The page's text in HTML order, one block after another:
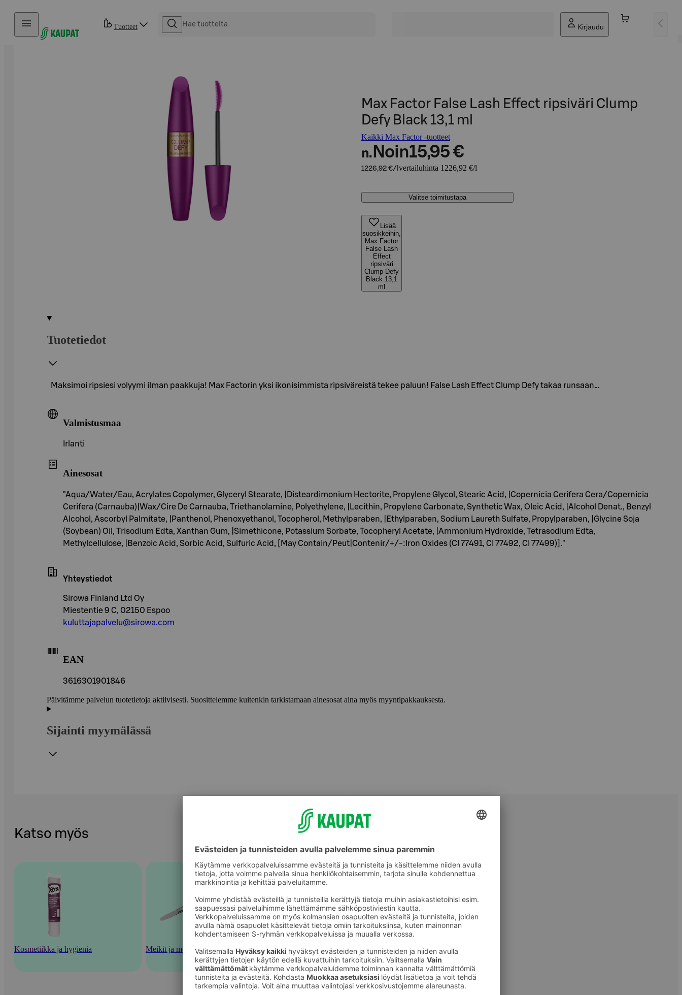
Hyppää sisältöön
Tuotteet Kirjaudu
Max Factor False Lash Effect ripsiväri Clump
Defy Black 13,1 ml
Kaikki Max Factor -tuotteet
n. Noin15,95 €
1226,92 €/l vertailuhinta 1226,92 €/l
Valitse toimitustapa
Lisää
suosikkeihin,
Max Factor
False Lash
Effect
ripsiväri
Clump Defy
Black 13,1
ml
Tuotetiedot
Maksimoi ripsiesi volyymi ilman paakkuja! Max Factorin yksi ikonisimmista ripsiväreistä tekee paluun! False Lash Effect Clump Defy takaa runsaan…
Valmistusmaa
Irlanti
Ainesosat
"Aqua/Water/Eau, Acrylates Copolymer, Glyceryl Stearate, |Disteardimonium Hectorite, Propylene Glycol, Stearic Acid, |Copernicia Cerifera Cera/Copernicia
Cerifera (Carnauba)|Wax/Cire De Carnauba, Triethanolamine, Polyethylene, |Lecithin, Propylene Carbonate, Synthetic Wax, Oleic Acid, |Alcohol Denat., Benzyl
Alcohol, Ascorbyl Palmitate, |Panthenol, Phenoxyethanol, Tocopherol, Methylparaben, |Ethylparaben, Sodium Laureth Sulfate, Propylparaben, |Glycine Soja
(Soybean) Oil, Trisodium Edta, Xanthan Gum, |Simethicone, Potassium Sorbate, Tocopheryl Acetate, |Ammonium Hydroxide, Tetrasodium Edta,
Methylcellulose, |Benzoic Acid, Sorbic Acid, Sulfuric Acid, [May Contain/Peut|Contenir/+/-:Iron Oxides (CI 77491, CI 77492, CI 77499)]."
Yhteystiedot
Sirowa Finland Ltd Oy
Miestentie 9 C, 02150 Espoo
kuluttajapalvelu@sirowa.com
EAN
3616301901846
Päivitämme palvelun tuotetietoja aktiivisesti. Suosittelemme kuitenkin tarkistamaan ainesosat aina myös myyntipakkauksesta.
Sijainti myymälässä
Katso myös
Kosmetiikka ja hygienia Meikit ja meikkaustarvikkeet Ripsivärit